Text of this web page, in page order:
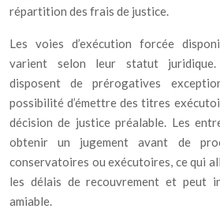
répartition des frais de justice.
Les voies d’exécution forcée
varient selon leur statut juridique.
disposent de prérogatives
possibilité d’émettre des titres
décision de justice préalable. Les
obtenir un jugement avant de
conservatoires ou exécutoires, ce qui
les délais de recouvrement et peut
amiable.